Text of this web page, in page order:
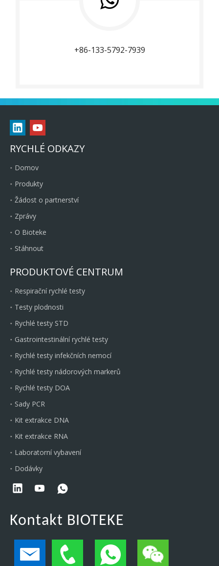
+86-133-5792-7939
RYCHLÉ ODKAZY
Domov
Produkty
Žádost o partnerství
Zprávy
O Bioteke
Stáhnout
PRODUKTOVÉ CENTRUM
Respirační rychlé testy
Testy plodnosti
Rychlé testy STD
Gastrointestinální rychlé testy
Rychlé testy infekčních nemocí
Rychlé testy nádorových markerů
Rychlé testy DOA
Sady PCR
Kit extrakce DNA
Kit extrakce RNA
Laboratorní vybavení
Dodávky
Kontakt BIOTEKE